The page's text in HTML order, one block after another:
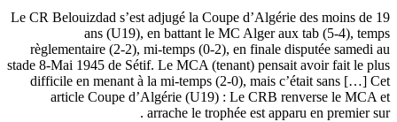
Le CR Belouizdad s’est adjugé la Coupe d’Algérie des moins de 19
ans (U19), en battant le MC Alger aux tab (5-4), temps
règlementaire (2-2), mi-temps (0-2), en finale disputée samedi au
stade 8-Mai 1945 de Sétif. Le MCA (tenant) pensait avoir fait le plus
difficile en menant à la mi-temps (2-0), mais c’était sans […] Cet
article Coupe d’Algérie (U19) : Le CRB renverse le MCA et
arrache le trophée est apparu en premier sur .